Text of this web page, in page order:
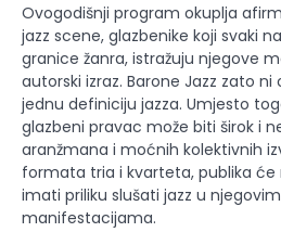
Ovogodišnji program okuplja
jazz scene, glazbenike koji svaki
granice žanra, istražuju njegove
autorski izraz. Barone Jazz zato
jednu definiciju jazza. Umjesto
glazbeni pravac može biti širok i
aranžmana i moćnih kolektivnih
formata tria i kvarteta, publika će
imati priliku slušati jazz u
manifestacijama.